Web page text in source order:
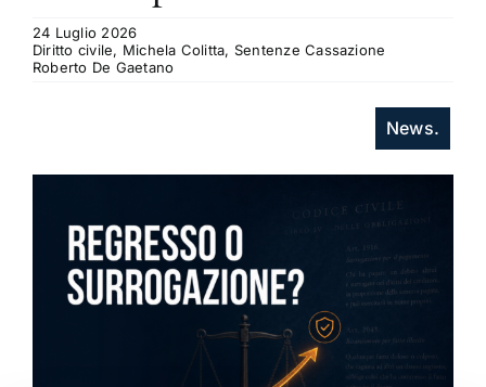
24 Luglio 2026
Diritto civile, Michela Colitta, Sentenze Cassazione
Roberto De Gaetano
News.